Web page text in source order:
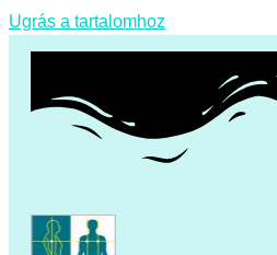
Ugrás a tartalomhoz